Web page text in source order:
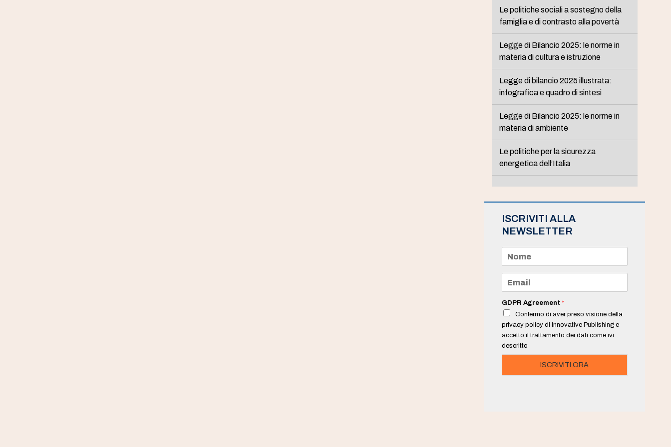
Le politiche sociali a sostegno della
famiglia e di contrasto alla povertà
Legge di Bilancio 2025: le norme in
materia di cultura e istruzione
Legge di bilancio 2025 illustrata:
infografica e quadro di sintesi
Legge di Bilancio 2025: le norme in
materia di ambiente
Le politiche per la sicurezza
energetica dell’Italia
ISCRIVITI ALLA
NEWSLETTER
m
e
a
i
*
GDPR Agreement *
Confermo di aver preso visione della
privacy policy di Innovative Publishing e
accetto il trattamento dei dati come ivi
descritto
ISCRIVITI ORA